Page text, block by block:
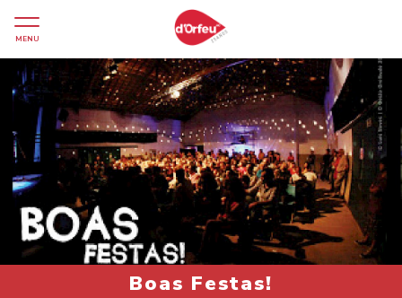
MENU
Boas Festas!